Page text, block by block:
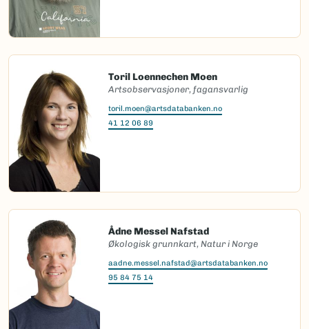
Toril Loennechen Moen
Artsobservasjoner, fagansvarlig
toril.moen@artsdatabanken.no
41 12 06 89
Ådne Messel Nafstad
Økologisk grunnkart, Natur i Norge
aadne.messel.nafstad@artsdatabanken.no
95 84 75 14